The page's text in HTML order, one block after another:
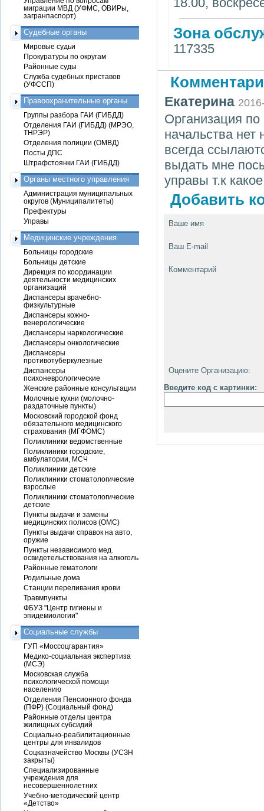
Зона
117335
Екатерина
Организация
начальства нет
всегда
выдать мне
управы т.к
Добавить
Ваше имя
Ваш E-mail
Комментарий
Оцените Организацию:
Введите код с картинки:
миграции МВД (УФМС, ОВИРы,
загранпаспорт)
Судебные органы
Мировые судьи
Прокуратуры по округам
Районные суды
Служба судебных приставов
(УФССП)
Правоохранительные органы
Группы разбора ГАИ (ГИБДД)
Отделения ГАИ (ГИБДД) (МРЭО,
ТНРЭР)
Отделения полиции (ОМВД)
Посты ДПС
Штрафстоянки ГАИ (ГИБДД)
Органы местного управления
Администрация муниципальных
округов (Муниципалитеты)
Префектуры
Управы
Медицинские учреждения
Больницы городские
Больницы детские
Дирекция по координации
деятельности медицинских
организаций
Диспансеры врачебно-
физкультурные
Диспансеры кожно-
венерологические
Диспансеры наркологические
Диспансеры онкологические
Диспансеры
противотуберкулезные
Диспансеры
психоневрологические
Женские районные консультации
Молочные кухни (молочно-
раздаточные пункты)
Московский городской фонд
обязательного медицинского
страхования (МГФОМС)
Поликлиники ведомственные
Поликлиники городские,
амбулатории, МСЧ
Поликлиники детские
Поликлиники стоматологические
взрослые
Поликлиники стоматологические
детские
Пункты выдачи и замены
медицинских полисов (ОМС)
Пункты выдачи справок на авто,
оружие
Пункты независимого мед.
освидетельствования на алкоголь
Районные гематологи
Родильные дома
Станции переливания крови
Травмпункты
ФБУЗ "Центр гигиены и
эпидемиологии"
Социальные службы
ГУП «Моссоцгарантия»
Медико-социальная экспертиза
(МСЭ)
Московская служба
психологической помощи
населению
Отделения Пенсионного фонда
(ПФР) (Социальный фонд)
Районные отделы центра
жилищных субсидий
Социально-реабилитационные
центры для инвалидов
Соцказначейство Москвы (УСЗН
закрыты)
Специализированные
учреждения для
несовершеннолетних
Учебно-методический центр
«Детство»